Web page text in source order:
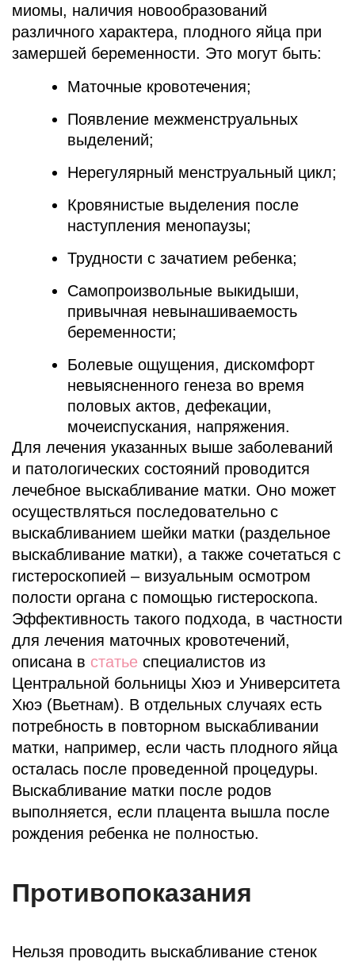
миомы, наличия новообразований
различного характера, плодного яйца при
замершей беременности. Это могут быть:
Маточные кровотечения;
Появление межменструальных
выделений;
Нерегулярный менструальный цикл;
Кровянистые выделения после
наступления менопаузы;
Трудности с зачатием ребенка;
Самопроизвольные выкидыши,
привычная невынашиваемость
беременности;
Болевые ощущения, дискомфорт
невыясненного генеза во время
половых актов, дефекации,
мочеиспускания, напряжения.
Для лечения указанных выше заболеваний
и патологических состояний проводится
лечебное выскабливание матки. Оно может
осуществляться последовательно с
выскабливанием шейки матки (раздельное
выскабливание матки), а также сочетаться с
гистероскопией – визуальным осмотром
полости органа с помощью гистероскопа.
Эффективность такого подхода, в частности
для лечения маточных кровотечений,
описана в статье специалистов из
Центральной больницы Хюэ и Университета
Хюэ (Вьетнам). В отдельных случаях есть
потребность в повторном выскабливании
матки, например, если часть плодного яйца
осталась после проведенной процедуры.
Выскабливание матки после родов
выполняется, если плацента вышла после
рождения ребенка не полностью.
Противопоказания
Нельзя проводить выскабливание стенок